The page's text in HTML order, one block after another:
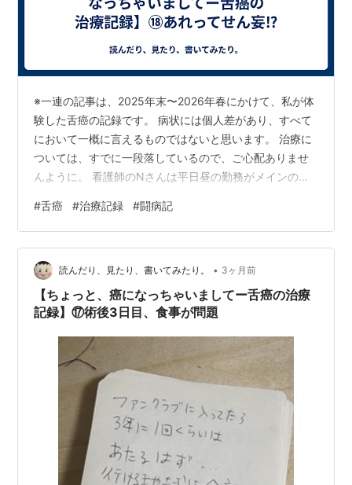
※一連の記事は、2025年末〜2026年春にかけて、私が体
験した舌癌の記録です。 病状には個人差があり、すべて
において一概に言えるものではないと思います。 治療に
ついては、すでに一段落しているので、ご心配ありませ
んように。 看護師のNさんは平日昼の勤務がメインのよ
を出してくれたNさんに、私はどうしても聞きたいことが
あった。 「ききたいことがあるんです」と、私はすでに
準備していたメモ見せる。 「手術の後、ここで、レント
ゲン取りませんでしたか？」 そう、私には奇妙な記憶が
あった。手術が終わり、病室に戻ったあと、ドヤドヤと
医師たちが現れて、私をベッ…
#舌癌 #治療記録 #闘病記
読んだり、見たり、書いてみたり。 • 3ヶ月前
【ちょっと、癌になっちゃいましてー舌癌の治療
記録】⑰術後3日目、食事が問題